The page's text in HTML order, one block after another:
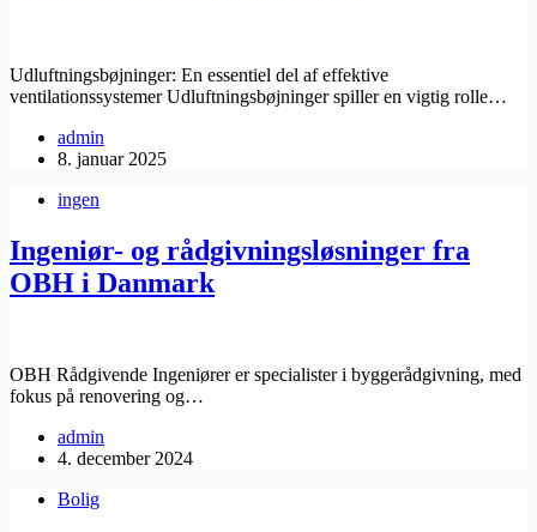
Udluftningsbøjninger: En essentiel del af effektive
ventilationssystemer Udluftningsbøjninger spiller en vigtig rolle…
admin
8. januar 2025
ingen
Ingeniør- og rådgivningsløsninger fra
OBH i Danmark
OBH Rådgivende Ingeniører er specialister i byggerådgivning, med
fokus på renovering og…
admin
4. december 2024
Bolig